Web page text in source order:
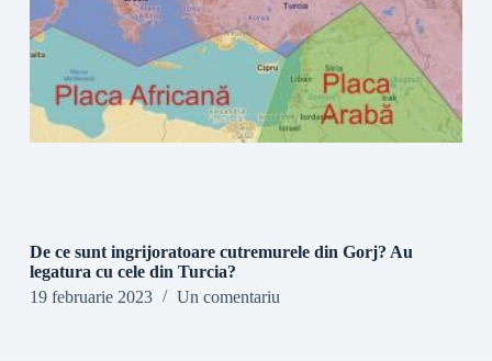
De ce sunt ingrijoratoare cutremurele din Gorj? Au
legatura cu cele din Turcia?
19 februarie 2023
Un comentariu